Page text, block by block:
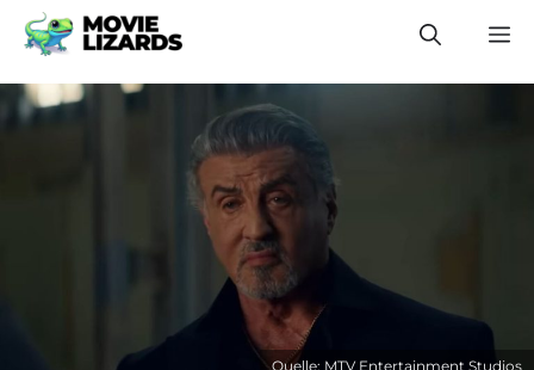
Zum
Inhalt
springen
Quelle: MTV Entertainment Studios